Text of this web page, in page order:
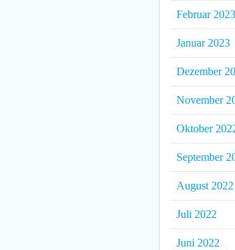
Februar 2023
Januar 2023
Dezember
November
Oktober
September
August 2022
Juli 2022
Juni 2022